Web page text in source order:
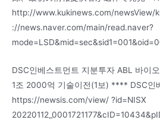
http://www.kukinews.com/newsView/
://news.naver.com/main/read.naver?
DSC인베스트먼트 지분투자 ABL 바이
1조 2000억 기술이전(1보) **** DSC인
https://newsis.com/view/ ?id=NISX